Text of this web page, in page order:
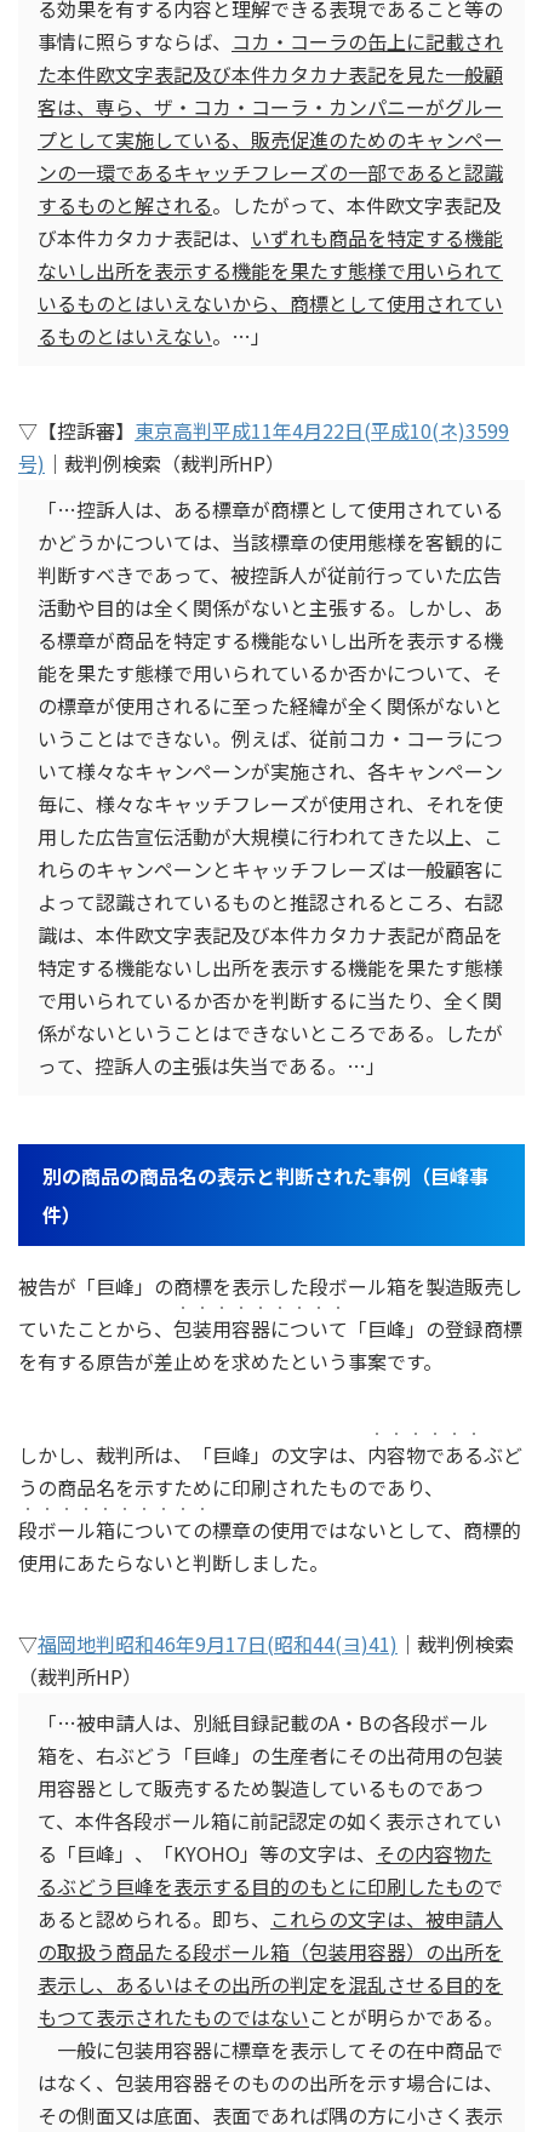
る効果を有する内容と理解できる表現であること等の
事情に照らすならば、 コカ・コーラの缶上に記載され
た本件欧文字表記及び本件カタカナ表記を見た一般顧
客は、専ら、ザ・コカ・コーラ・カンパニーがグルー
プとして実施している、販売促進のためのキャンペー
ンの一環であるキャッチフレーズの一部であると認識
するものと解される。したがって、本件欧文字表記及
び本件カタカナ表記は、 いずれも商品を特定する機能
ないし出所を表示する機能を果たす態様で用いられて
いるものとはいえないから、商標として使用されてい
るものとはいえない。…」
▽【控訴審】 東京高判平成11年4月22日(平成10(ネ)3599
号) ｜裁判例検索（裁判所HP）
「…控訴人は、ある標章が商標として使用されている
かどうかについては、当該標章の使用態様を客観的に
判断すべきであって、被控訴人が従前行っていた広告
活動や目的は全く関係がないと主張する。しかし、あ
る標章が商品を特定する機能ないし出所を表示する機
能を果たす態様で用いられているか否かについて、そ
の標章が使用されるに至った経緯が全く関係がないと
いうことはできない。例えば、従前コカ・コーラにつ
いて様々なキャンペーンが実施され、各キャンペーン
毎に、様々なキャッチフレーズが使用され、それを使
用した広告宣伝活動が大規模に行われてきた以上、こ
れらのキャンペーンとキャッチフレーズは一般顧客に
よって認識されているものと推認されるところ、右認
識は、本件欧文字表記及び本件カタカナ表記が商品を
特定する機能ないし出所を表示する機能を果たす態様
で用いられているか否かを判断するに当たり、全く関
係がないということはできないところである。したが
って、控訴人の主張は失当である。…」
別の商品の商品名の表示と判断された事例（巨峰事
件）
被告が「巨峰」の商標を表示した段ボール箱を製造販売し
ていたことから、 包装用容器について
・・・・・・・・・
「巨峰」の登録商標
を有する原告が差止めを求めたという事案です。
しかし、裁判所は、「巨峰」の文字は、 内容物である
・・・・・・
ぶど
うの商品名を示すために印刷されたものであり、
段ボール箱についての
・・・・・・・・・・
標章の使用ではないとして、商標的
使用にあたらないと判断しました。
▽福岡地判昭和46年9月17日(昭和44(ヨ)41) ｜裁判例検索
（裁判所HP）
「…被申請人は、別紙目録記載のA・Bの各段ボール
箱を、右ぶどう「巨峰」の生産者にその出荷用の包装
用容器として販売するため製造しているものであつ
て、本件各段ボール箱に前記認定の如く表示されてい
る「巨峰」、「KYOHO」等の文字は、 その内容物た
るぶどう巨峰を表示する目的のもとに印刷したもので
あると認められる。即ち、 これらの文字は、被申請人
の取扱う商品たる段ボール箱（包装用容器）の出所を
表示し、あるいはその出所の判定を混乱させる目的を
もつて表示されたものではないことが明らかである。
一般に包装用容器に標章を表示してその在中商品で
はなく、包装用容器そのものの出所を示す場合には、
その側面又は底面、表面であれば隅の方に小さく表示